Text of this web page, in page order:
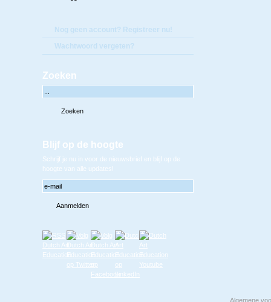
Nog geen account? Registreer nu!
Wachtwoord vergeten?
Zoeken
Blijf op de hoogte
Schrijf je nu in voor de nieuwsbrief en blijf op de
hoogte van alle updates!
Algemene